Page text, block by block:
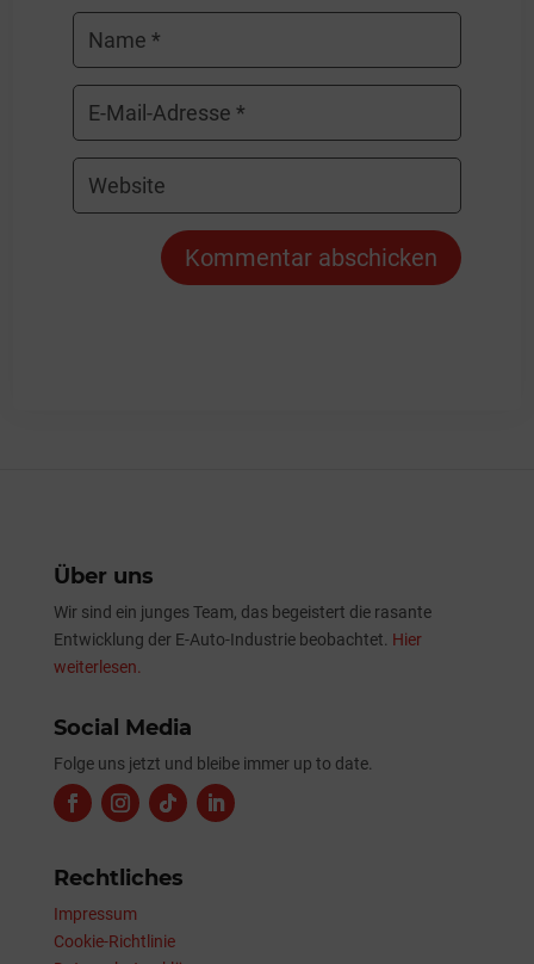
Kommentar abschicken
Über uns
Wir sind ein junges Team, das begeistert die rasante
Entwicklung der E-Auto-Industrie beobachtet. Hier
weiterlesen.
Social Media
Folge uns jetzt und bleibe immer up to date.
Rechtliches
Impressum
Cookie-Richtlinie